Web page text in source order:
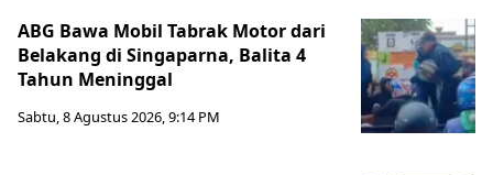
ABG Bawa Mobil Tabrak Motor dari
Belakang di Singaparna, Balita 4
Tahun Meninggal
Sabtu, 8 Agustus 2026, 9:14 PM